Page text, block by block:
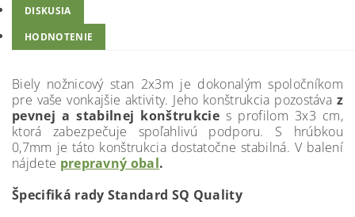
DISKUSIA
HODNOTENIE
Biely nožnicový stan 2x3m je dokonalým spoločníkom
pre vaše vonkajšie aktivity. Jeho konštrukcia pozostáva z
pevnej a stabilnej konštrukcies profilom 3x3 cm,
ktorá zabezpečuje spoľahlivú podporu. S hrúbkou
0,7mm je táto konštrukcia dostatočne stabilná. V balení
nájdete prepravný obal.
Špecifiká rady Standard SQ Quality